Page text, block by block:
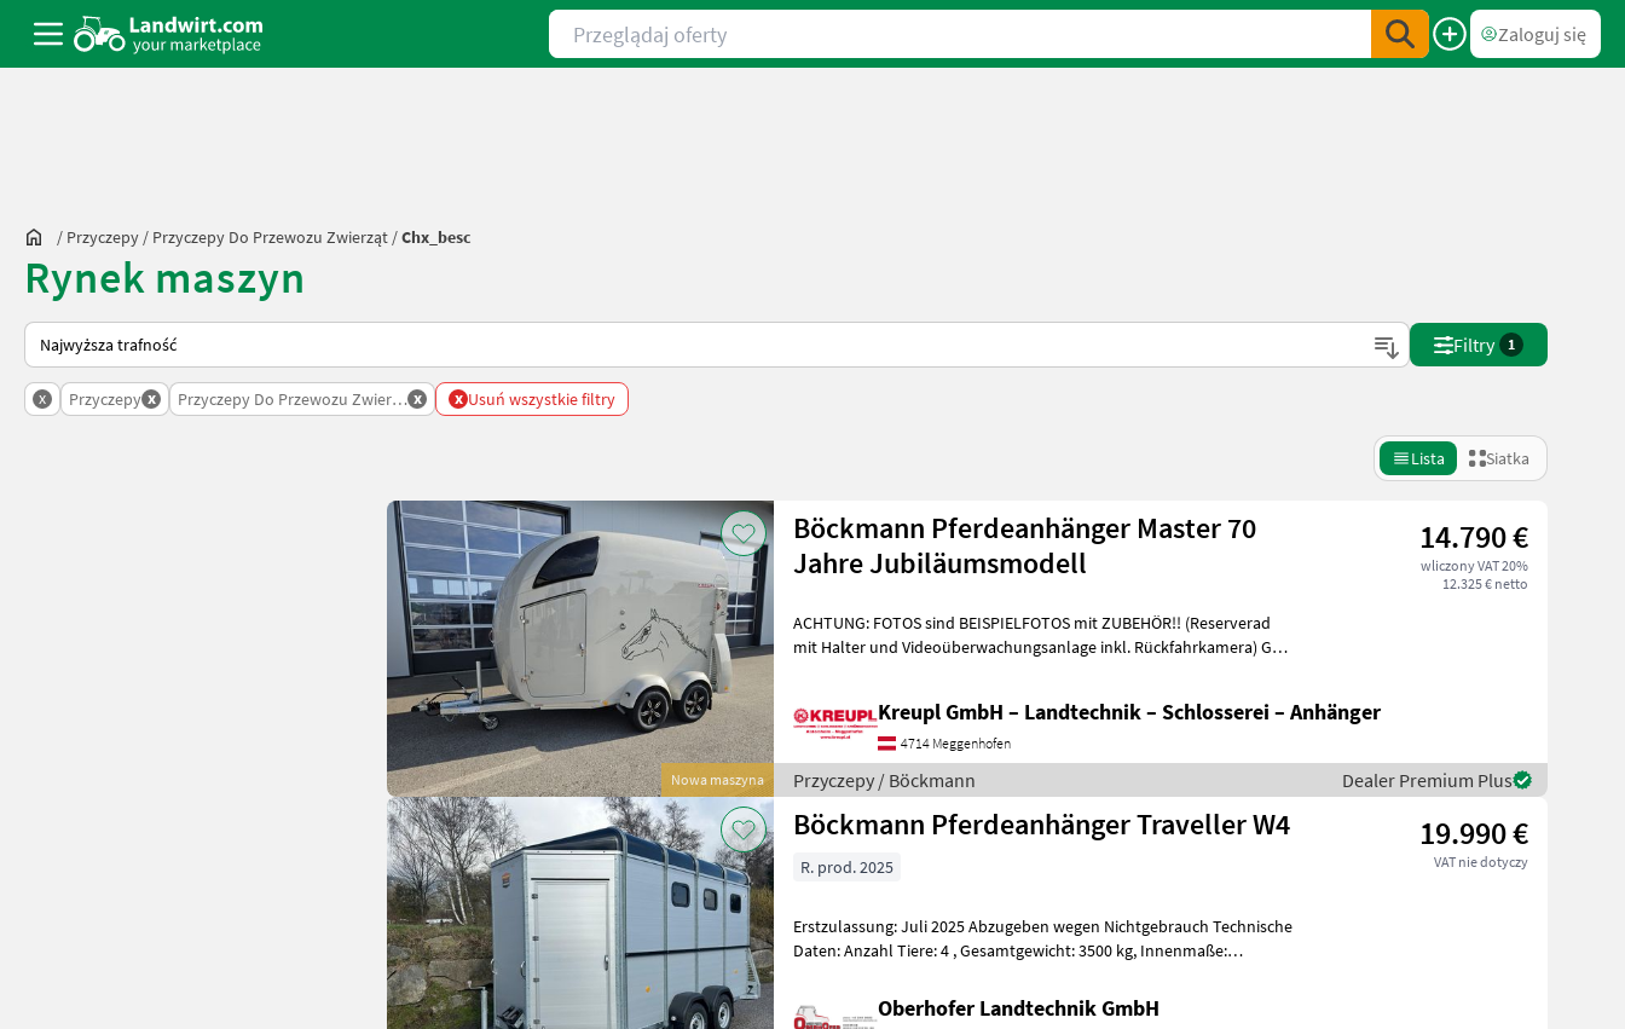
Przeglądaj oferty
Zaloguj się
/ Przyczepy / Przyczepy Do Przewozu Zwierząt /Chx_besc
Rynek maszyn
Tak sortuje się na Landwirt.com
Filtry 1
x Przyczepy x Przyczepy Do Przewozu Zwierzatx x Usuń wszystkie filtry
Lista Siatka
Nowa maszyna
Böckmann Pferdeanhänger Master 70
Jahre Jubiläumsmodell
14.790 €
wliczony VAT 20%
12.325 € netto
ACHTUNG: FOTOS sind BEISPIELFOTOS mit ZUBEHÖR!! (Reserverad
mit Halter und Videoüberwachungsanlage inkl. Rückfahrkamera) GG:
Kreupl GmbH – Landtechnik – Schlosserei – Anhänger
4714 Meggenhofen
Przyczepy / Böckmann Dealer Premium Plus
Böckmann Pferdeanhänger Traveller W4 19.990 €
VAT nie dotyczy
R. prod. 2025
Erstzulassung: Juli 2025 Abzugeben wegen Nichtgebrauch Technische
Daten: Anzahl Tiere: 4 , Gesamtgewicht: 3500 kg, Innenmaße:
Oberhofer Landtechnik GmbH